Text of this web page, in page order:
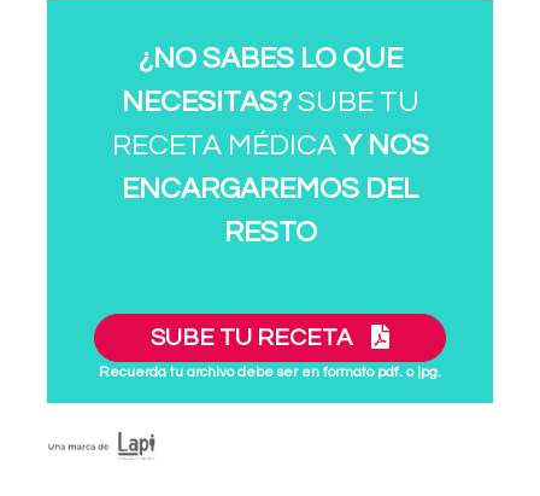
¿NO SABES LO QUE
NECESITAS?SUBE TU
RECETA MÉDICA Y NOS
ENCARGAREMOS DEL
RESTO
SUBE TU RECETA
Recuerda tu archivo debe ser en formato pdf. o jpg.